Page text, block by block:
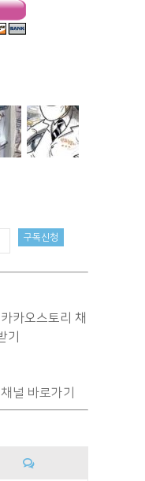
카오스토리 채
기
널 바로가기